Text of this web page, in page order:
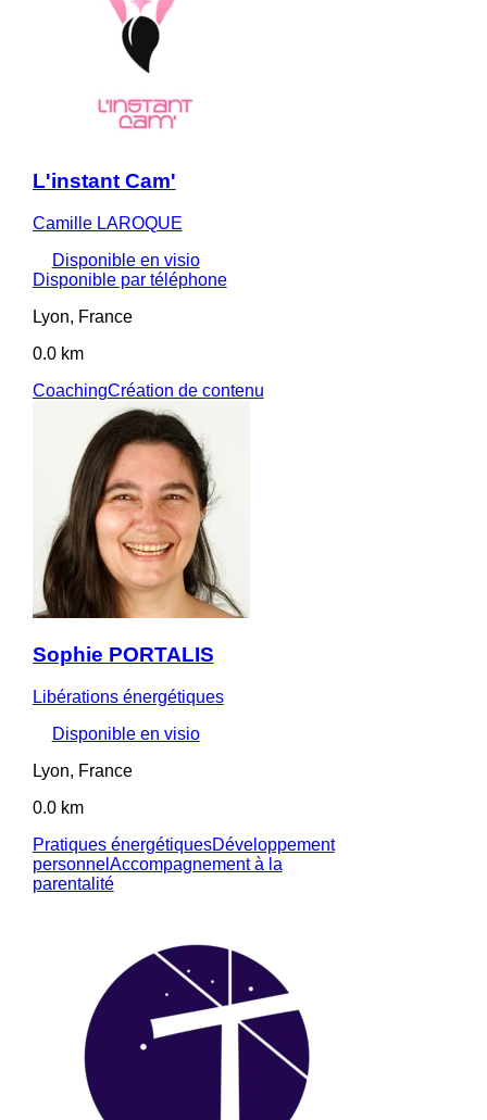
L'instant Cam'
Camille LAROQUE
Disponible en visio
Disponible par téléphone
Lyon, France
0.0 km
CoachingCréation de contenu
Sophie PORTALIS
Libérations énergétiques
Disponible en visio
Lyon, France
0.0 km
Pratiques énergétiquesDéveloppement
personnel Accompagnement à la
parentalité